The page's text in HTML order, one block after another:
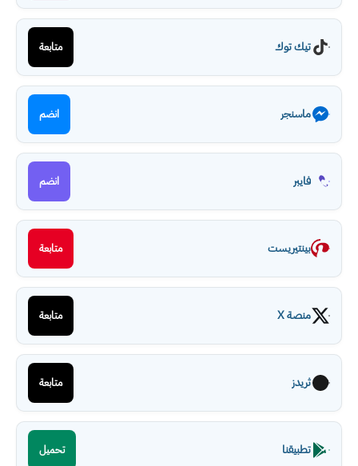
تيك توك متابعة
ماسنجر انضم
فايبر انضم
بينتيريست متابعة
منصة X متابعة
ثريدز متابعة
تطبيقنا تحميل